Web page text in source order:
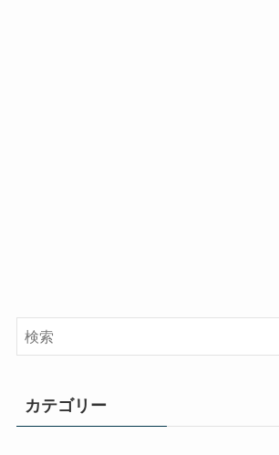
カテゴリー